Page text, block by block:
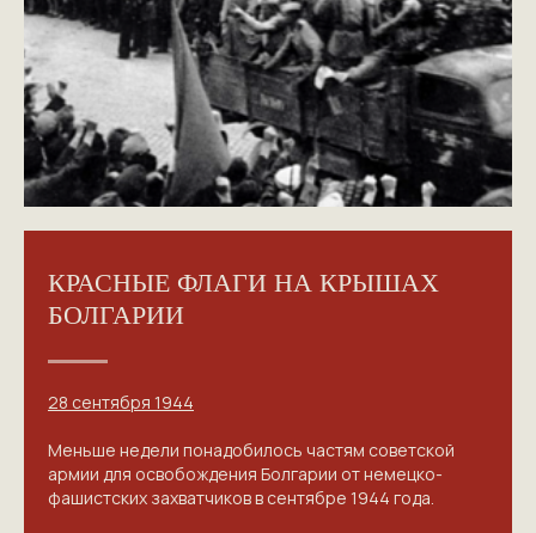
КРАСНЫЕ ФЛАГИ НА КРЫШАХ
БОЛГАРИИ
28 сентября 1944
Меньше недели понадобилось частям советской
армии для освобождения Болгарии от немецко-
фашистских захватчиков в сентябре 1944 года.